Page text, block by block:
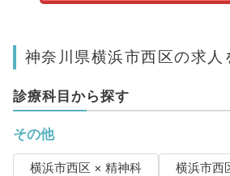
神奈川県横浜市西区の求人
診療科目から探す
その他
横浜市西区 × 精神科
横浜市西